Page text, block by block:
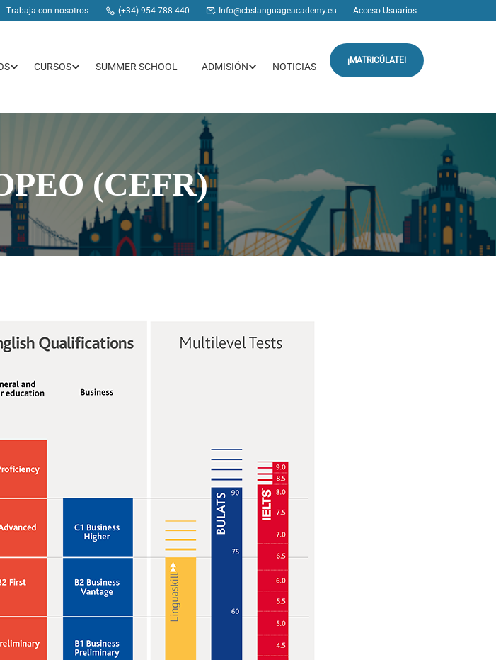
Trabaja con nosotros (+34) 954 788 440 Info@cbslanguageacademy.eu Acceso Usuarios
CURSOS SUMMER SCHOOL ADMISIÓN NOTICIAS
¡MATRICÚLATE!
(CEFR)